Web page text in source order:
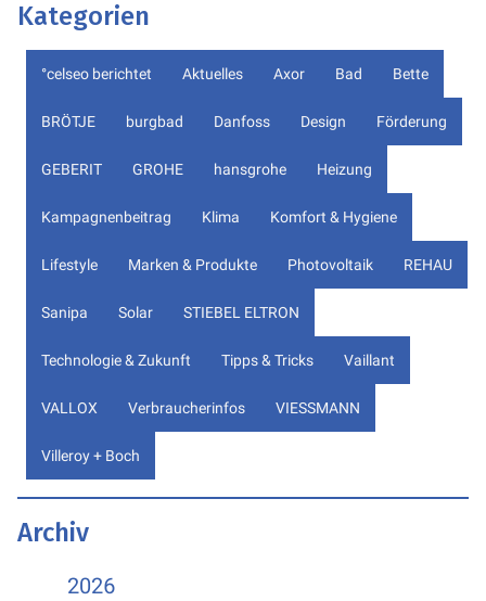
Kategorien
°celseo berichtet Aktuelles Axor Bad Bette
BRÖTJE burgbad Danfoss Design Förderung
GEBERIT GROHE hansgrohe Heizung
Kampagnenbeitrag Klima Komfort & Hygiene
Lifestyle Marken & Produkte Photovoltaik REHAU
Sanipa Solar STIEBEL ELTRON
Technologie & Zukunft Tipps & Tricks Vaillant
VALLOX Verbraucherinfos VIESSMANN
Villeroy + Boch
Archiv
2026